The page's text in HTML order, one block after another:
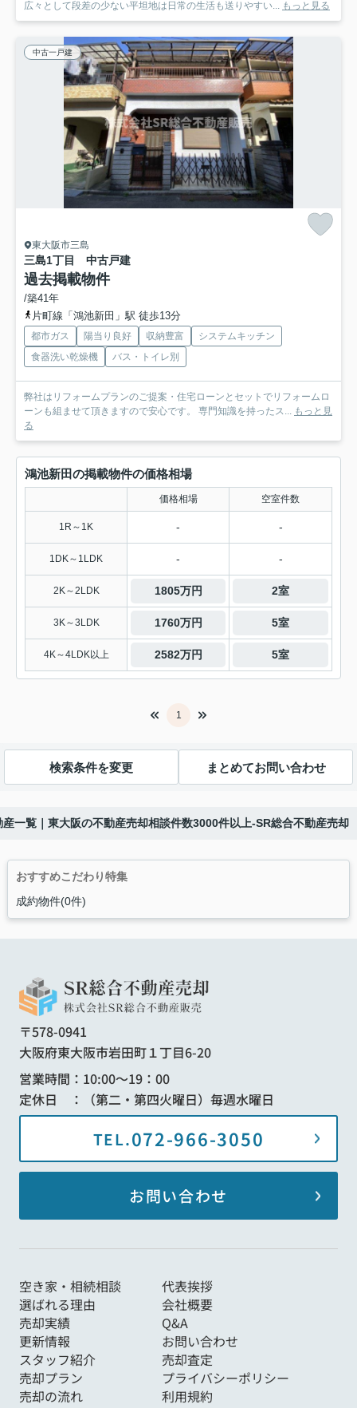
広々として段差の少ない平坦地は日常の生活も送りやすい... もっと見る
中古一戸建
東大阪市三島
三島1丁目 中古戸建
過去掲載物件
/築41年
片町線「鴻池新田」駅 徒歩13分
都市ガス 陽当り良好 収納豊富
システムキッチン
食器洗い乾燥機
バス・トイレ別
弊社はリフォームプランのご提案・住宅ローンとセットでリフォームロ
ーンも組ませて頂きますので安心です。 専門知識を持ったス... もっと見
る
鴻池新田の掲載物件の価格相場
価格相場 空室件数
1R～1K - -
1DK～1LDK - -
2K～2LDK 1805万円 2室
3K～3LDK 1760万円 5室
4K～4LDK以上 2582万円 5室
1
検索条件を変更 まとめてお問い合わせ
一覧｜東大阪の不動産売却相談件数3000件以上-SR総合不動産売却
おすすめこだわり特集
成約物件(0件)
〒578-0941
大阪府東大阪市岩田町１丁目6-20
営業時間：10:00～19：00
定休日 ：（第二・第四火曜日）毎週水曜日
TEL.072-966-3050
お問い合わせ
空き家・相続相談
代表挨拶
選ばれる理由
会社概要
売却実績
Q&A
更新情報
お問い合わせ
スタッフ紹介
売却査定
売却プラン
プライバシーポリシー
売却の流れ
利用規約